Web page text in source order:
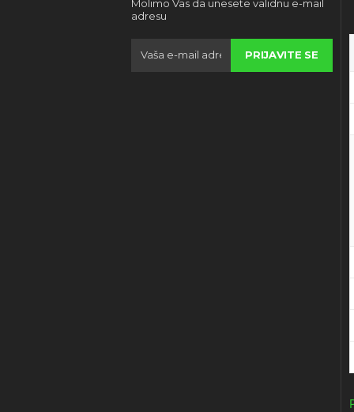
Molimo Vas da unesete validnu e-mail
adresu
PRIJAVITE SE